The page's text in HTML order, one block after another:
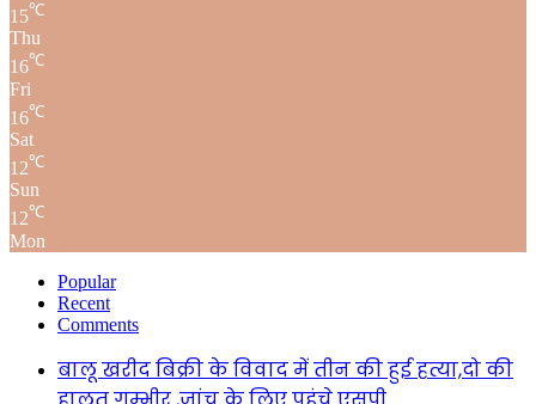
15℃
Thu
16℃
Fri
16℃
Sat
12℃
Sun
12℃
Mon
Popular
Recent
Comments
बालू खरीद बिक्री के विवाद में तीन की हुई हत्या,दो की